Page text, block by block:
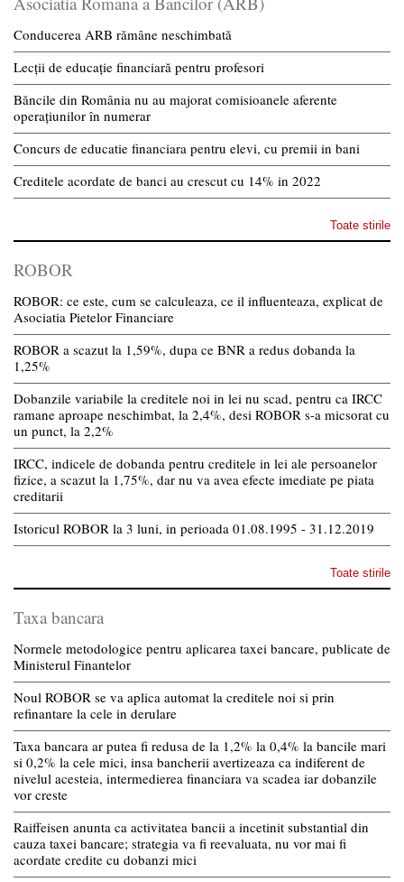
Conducerea ARB rămâne neschimbată
Lecții de educație financiară pentru profesori
Băncile din România nu au majorat comisioanele aferente
operațiunilor în numerar
Concurs de educatie financiara pentru elevi, cu premii in bani
Creditele acordate de banci au crescut cu 14% in 2022
Toate stirile
ROBOR
ROBOR: ce este, cum se calculeaza, ce il influenteaza, explicat de
Asociatia Pietelor Financiare
ROBOR a scazut la 1,59%, dupa ce BNR a redus dobanda la
1,25%
Dobanzile variabile la creditele noi in lei nu scad, pentru ca IRCC
ramane aproape neschimbat, la 2,4%, desi ROBOR s-a micsorat cu
un punct, la 2,2%
IRCC, indicele de dobanda pentru creditele in lei ale persoanelor
fizice, a scazut la 1,75%, dar nu va avea efecte imediate pe piata
creditarii
Istoricul ROBOR la 3 luni, in perioada 01.08.1995 - 31.12.2019
Toate stirile
Taxa bancara
Normele metodologice pentru aplicarea taxei bancare, publicate de
Ministerul Finantelor
Noul ROBOR se va aplica automat la creditele noi si prin
refinantare la cele in derulare
Taxa bancara ar putea fi redusa de la 1,2% la 0,4% la bancile mari
si 0,2% la cele mici, insa bancherii avertizeaza ca indiferent de
nivelul acesteia, intermedierea financiara va scadea iar dobanzile
vor creste
Raiffeisen anunta ca activitatea bancii a incetinit substantial din
cauza taxei bancare; strategia va fi reevaluata, nu vor mai fi
acordate credite cu dobanzi mici